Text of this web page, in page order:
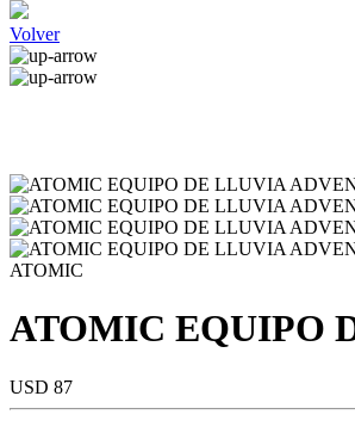
Volver
ATOMIC
ATOMIC EQUIPO
USD 87